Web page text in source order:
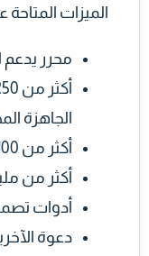
الميزات
محرر
الجاهزة
أكثر من 100 نوع تصميم.
أكثر من
أدوات
دعوة